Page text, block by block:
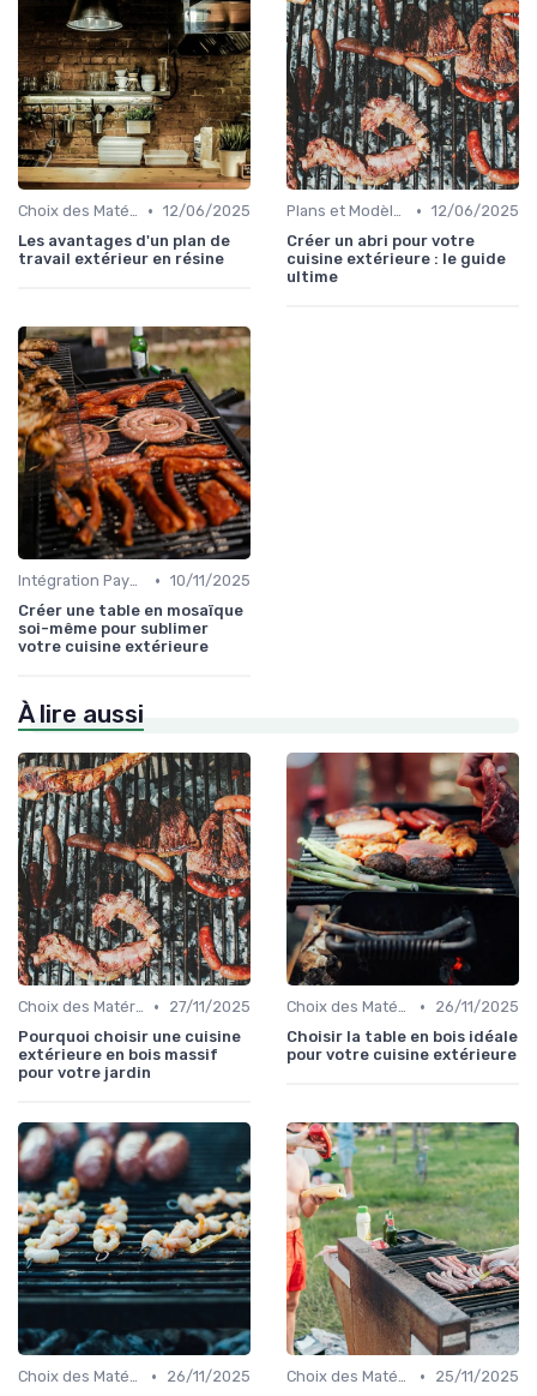
Choix des Matériaux et du Design • 12/06/2025
Les avantages d'un plan de
travail extérieur en résine
Plans et Modèles de Cuisines Extérieures • 12/06/2025
Créer un abri pour votre
cuisine extérieure : le guide
ultime
Intégration Paysagère et Décoration • 10/11/2025
Créer une table en mosaïque
soi-même pour sublimer
votre cuisine extérieure
À lire aussi
Choix des Matériaux et du Design •
27/11/2025
Pourquoi choisir une cuisine
extérieure en bois massif
pour votre jardin
Choix des Matériaux et du Design •
26/11/2025
Choisir la table en bois idéale
pour votre cuisine extérieure
Choix des Matériaux et du Design •
26/11/2025
Choix des Matériaux et du Design •
25/11/2025